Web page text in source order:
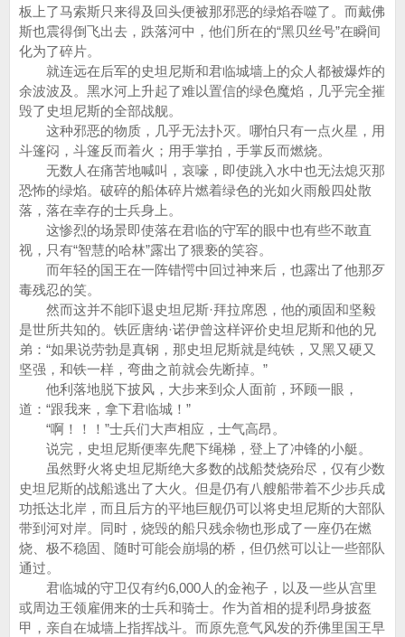
板上了马索斯只来得及回头便被那邪恶的绿焰吞噬了。而戴佛
斯也震得倒飞出去，跌落河中，他们所在的“黑贝丝号”在瞬间
化为了碎片。
就连远在后军的史坦尼斯和君临城墙上的众人都被爆炸的
余波波及。黑水河上升起了难以置信的绿色魔焰，几乎完全摧
毁了史坦尼斯的全部战舰。
这种邪恶的物质，几乎无法扑灭。哪怕只有一点火星，用
斗篷闷，斗篷反而着火；用手掌拍，手掌反而燃烧。
无数人在痛苦地喊叫，哀嚎，即使跳入水中也无法熄灭那
恐怖的绿焰。破碎的船体碎片燃着绿色的光如火雨般四处散
落，落在幸存的士兵身上。
这惨烈的场景即使落在君临的守军的眼中也有些不敢直
视，只有“智慧的哈林”露出了猥亵的笑容。
而年轻的国王在一阵错愕中回过神来后，也露出了他那歹
毒残忍的笑。
然而这并不能吓退史坦尼斯·拜拉席恩，他的顽固和坚毅
是世所共知的。铁匠唐纳·诺伊曾这样评价史坦尼斯和他的兄
弟：“如果说劳勃是真钢，那史坦尼斯就是纯铁，又黑又硬又
坚强，和铁一样，弯曲之前就会先断掉。”
他利落地脱下披风，大步来到众人面前，环顾一眼，
道：“跟我来，拿下君临城！”
“啊！！！”士兵们大声相应，士气高昂。
说完，史坦尼斯便率先爬下绳梯，登上了冲锋的小艇。
虽然野火将史坦尼斯绝大多数的战船焚烧殆尽，仅有少数
史坦尼斯的战船逃出了大火。但是仍有八艘船带着不少步兵成
功抵达北岸，而且后方的平地巨舰仍可以将史坦尼斯的大部队
带到河对岸。同时，烧毁的船只残余物也形成了一座仍在燃
烧、极不稳固、随时可能会崩塌的桥，但仍然可以让一些部队
通过。
君临城的守卫仅有约6,000人的金袍子，以及一些从宫里
或周边王领雇佣来的士兵和骑士。作为首相的提利昂身披盔
甲，亲自在城墙上指挥战斗。而原先意气风发的乔佛里国王早